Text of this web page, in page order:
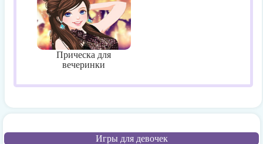
Прическа для
вечеринки
Игры для девочек